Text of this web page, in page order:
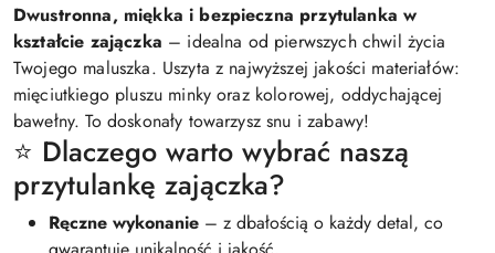
Dwustronna, miękka i bezpieczna przytulanka w
kształcie zajączka – idealna od pierwszych chwil życia
Twojego maluszka. Uszyta z najwyższej jakości materiałów:
mięciutkiego pluszu minky oraz kolorowej, oddychającej
bawełny. To doskonały towarzysz snu i zabawy!
⭐ Dlaczego warto wybrać naszą
przytulankę zajączka?
Ręczne wykonanie – z dbałością o każdy detal, co